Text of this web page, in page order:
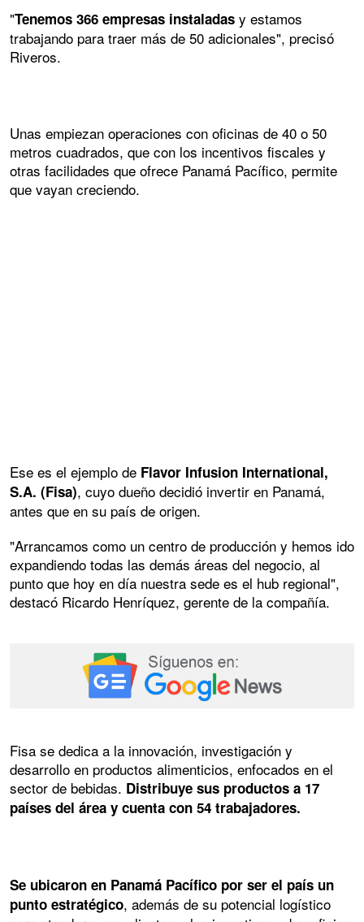
"Tenemos 366 empresas instaladas y estamos
trabajando para traer más de 50 adicionales", precisó
Riveros.
Unas empiezan operaciones con oficinas de 40 o 50
metros cuadrados, que con los incentivos fiscales y
otras facilidades que ofrece Panamá Pacífico, permite
que vayan creciendo.
Ese es el ejemplo de Flavor Infusion International,
S.A. (Fisa), cuyo dueño decidió invertir en Panamá,
antes que en su país de origen.
"Arrancamos como un centro de producción y hemos ido
expandiendo todas las demás áreas del negocio, al
punto que hoy en día nuestra sede es el hub regional",
destacó Ricardo Henríquez, gerente de la compañía.
Fisa se dedica a la innovación, investigación y
desarrollo en productos alimenticios, enfocados en el
sector de bebidas. Distribuye sus productos a 17
países del área y cuenta con 54 trabajadores.
Se ubicaron en Panamá Pacífico por ser el país un
punto estratégico, además de su potencial logístico